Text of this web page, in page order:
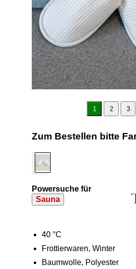
1 2 3
Zum Bestellen bitte
Powersuche für
Sauna
40 °C
Frottierwaren, Winter
Baumwolle, Polyester